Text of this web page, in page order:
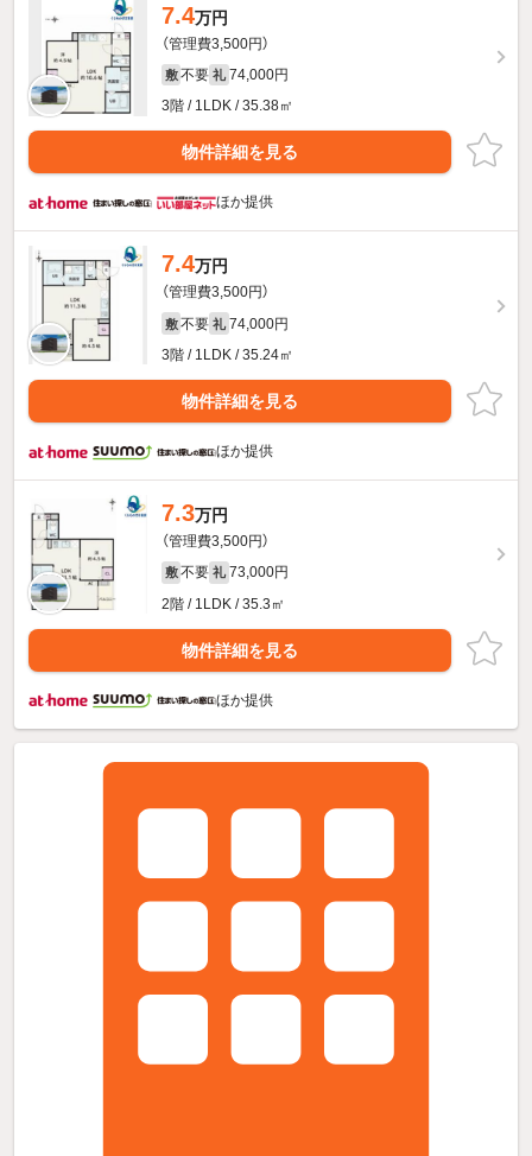
7.4万円
（管理費3,500円）
敷 不要 礼 74,000円
3階 / 1LDK / 35.38㎡
物件詳細を見る
ほか提供
7.4万円
（管理費3,500円）
敷 不要 礼 74,000円
3階 / 1LDK / 35.24㎡
物件詳細を見る
ほか提供
7.3万円
（管理費3,500円）
敷 不要 礼 73,000円
2階 / 1LDK / 35.3㎡
物件詳細を見る
ほか提供